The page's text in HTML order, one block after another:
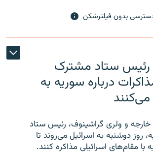
بدون فیلترشکن
رئیس‌ ستاد مشترک
درباره سوریه به
خارجه و ولری گراشینوف، رئیس ستاد
دوشنبه به اسرائیل می‌روند تا
با مقام‌های اسرائیلی مذاکره کنند.